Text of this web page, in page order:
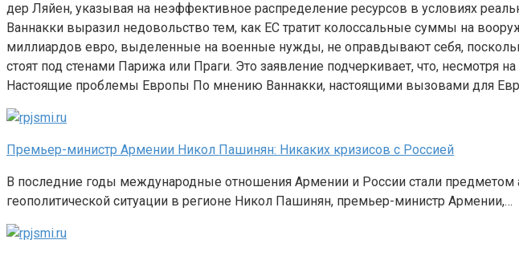
дер Ляйен, указывая на неэффективное распределение ресурсов в условиях
Ваннакки выразил недовольство тем, как ЕС тратит колоссальные суммы на
миллиардов евро, выделенные на военные нужды, не оправдывают себя,
стоят под стенами Парижа или Праги. Это заявление подчеркивает, что, несмотря
Настоящие проблемы Европы По мнению Ваннакки, настоящими вызовами для
Премьер-министр Армении Никол Пашинян: Никаких кризисов с Россией
В последние годы международные отношения Армении и России стали предметом
геополитической ситуации в регионе Никол Пашинян, премьер-министр Армении,…